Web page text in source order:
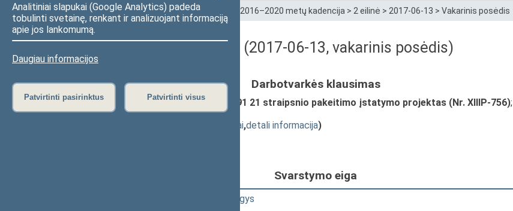
Analitiniai slapukai (Google Analytics) padeda
tobulinti svetainę, renkant ir analizuojant informaciją
apie jos lankomumą.
Daugiau informacijos
Patvirtinti pasirinktus Patvirtinti visus
Pradžia>Seimo posėdžiai>Kadencijos 2016–2020 metų kadencija > 2 eilinė > 2017-06-13 > Vakarinis posėdis
Darbotvarkės klausimas (2017-06-13, vakarinis posėdis)
Darbotvarkės klausimas
Pensijų kaupimo įstatymo Nr. IX-1691 21 straipsnio pakeitimo įstatymo projektas (Nr. XIIIP-756);
pateikimas
susiję dokumentai,detali informacija)
Svarstymo eiga
Rimantas Jonas Dagys